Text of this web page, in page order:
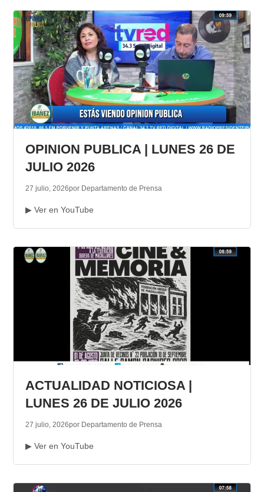
OPINION PUBLICA | LUNES 26 DE
JULIO 2026
27 julio, 2026por Departamento de Prensa
▶ Ver en YouTube
ACTUALIDAD NOTICIOSA |
LUNES 26 DE JULIO 2026
27 julio, 2026por Departamento de Prensa
▶ Ver en YouTube